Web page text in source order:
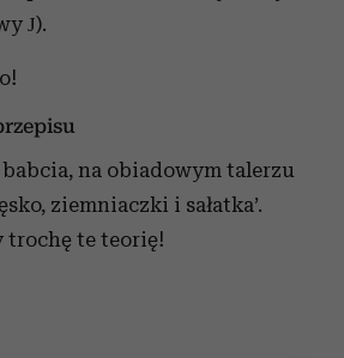
J).
babcia, na obiadowym talerzu
ziemniaczki i sałatka’.
trochę te teorię!